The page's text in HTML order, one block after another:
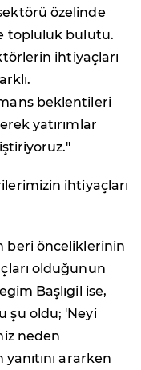
özelinde
topluluk bulutu.
ihtiyaçları
beklentileri
yatırımlar
ihtiyaçları
beri önceliklerinin
olduğunun
Başlıgil ise,
şu oldu; 'Neyi
neden
ararken